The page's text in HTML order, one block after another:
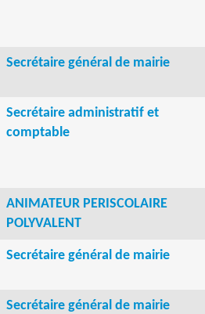
Secrétaire général de mairie
Secrétaire administratif et
comptable
ANIMATEUR PERISCOLAIRE
POLYVALENT
Secrétaire général de mairie
Secrétaire général de mairie